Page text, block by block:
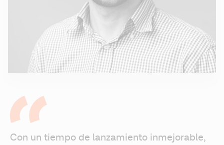
Con un tiempo de lanzamiento inmejorable,